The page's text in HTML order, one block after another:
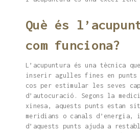
Què és
com funciona?
L’acupuntura és una tècnica
inserir agulles fines en punts
cos per estimular les seves
d’autocuració. Segons la
xinesa, aquests punts estan
meridians o canals
d’aquests punts ajuda a